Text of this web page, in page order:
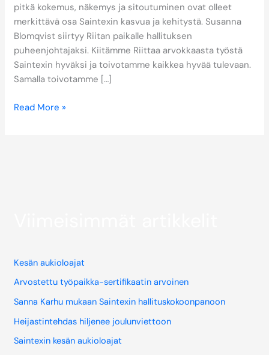
pitkä kokemus, näkemys ja sitoutuminen ovat olleet
merkittävä osa Saintexin kasvua ja kehitystä. Susanna
Blomqvist siirtyy Riitan paikalle hallituksen
puheenjohtajaksi. Kiitämme Riittaa arvokkaasta työstä
Saintexin hyväksi ja toivotamme kaikkea hyvää tulevaan.
Samalla toivotamme […]
Read More »
Kesän aukioloajat
Arvostettu työpaikka-sertifikaatin arvoinen
Sanna Karhu mukaan Saintexin hallituskokoonpanoon
Heijastintehdas hiljenee joulunviettoon
Saintexin kesän aukioloajat